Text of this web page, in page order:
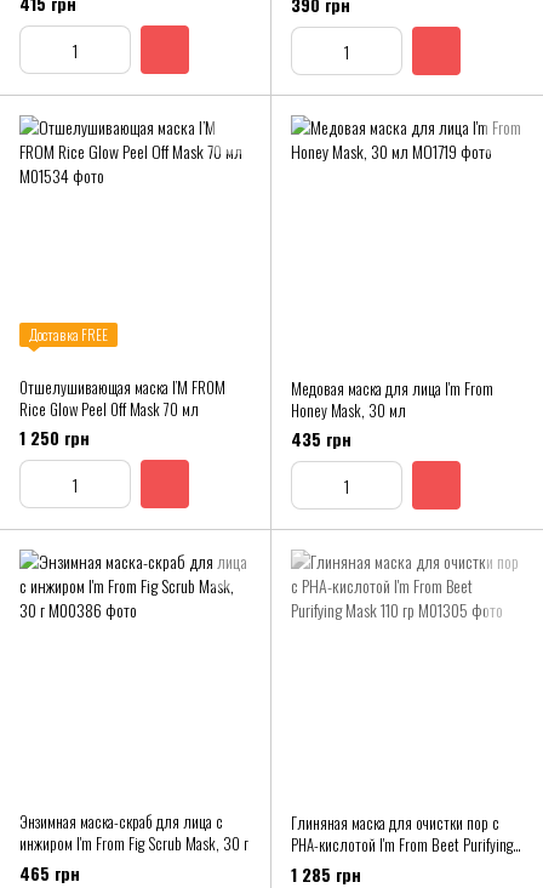
Miniature, 30 г
Доставка FREE
Отшелушивающая маска I’M FROM
Rice Glow Peel Off Mask 70 мл
1 250 грн
Медовая маска для лица I'm From
Honey Mask, 30 мл
435 грн
Энзимная маска-скраб для лица с
инжиром I'm From Fig Scrub Mask, 30 г
465 грн
Глиняная маска для очистки пор с
PHA-кислотой I'm From Beet Purifying
Mask 110 гр
1 285 грн